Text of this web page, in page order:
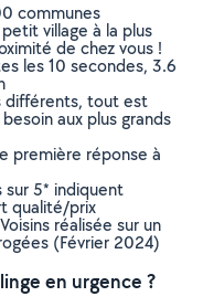
communes
village à la plus
de chez vous !
les 10 secondes, 3.6
différents, tout est
aux plus grands
première réponse à
sur 5* indiquent
qualité/prix
réalisée sur un
(Février 2024)
en urgence ?